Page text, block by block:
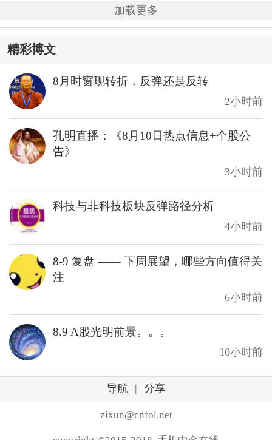
加载更多
精彩博文
8月时窗现转折，反弹还是反转
2小时前
孔明直播：《8月10日热点信息+个股公
告》
3小时前
科技与非科技板块反弹路径分析
4小时前
8-9 复盘 —— 下周展望，哪些方向值得关
注
6小时前
8.9 A股光明前景。。。
10小时前
导航 | 分享
zixun@cnfol.net